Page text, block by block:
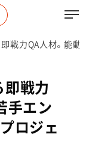
戦力QA人材。能
戦力
手エン
ロジェ